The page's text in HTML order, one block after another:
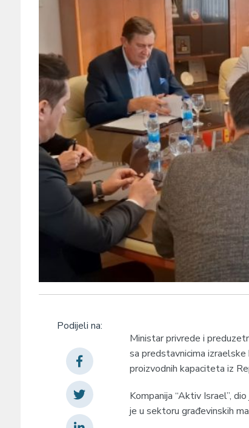
Podijeli na:
Ministar privrede i
sa predstavnicima
proizvodnih kapaciteta iz
Kompanija “Aktiv Israel”,
je u sektoru građevinskih